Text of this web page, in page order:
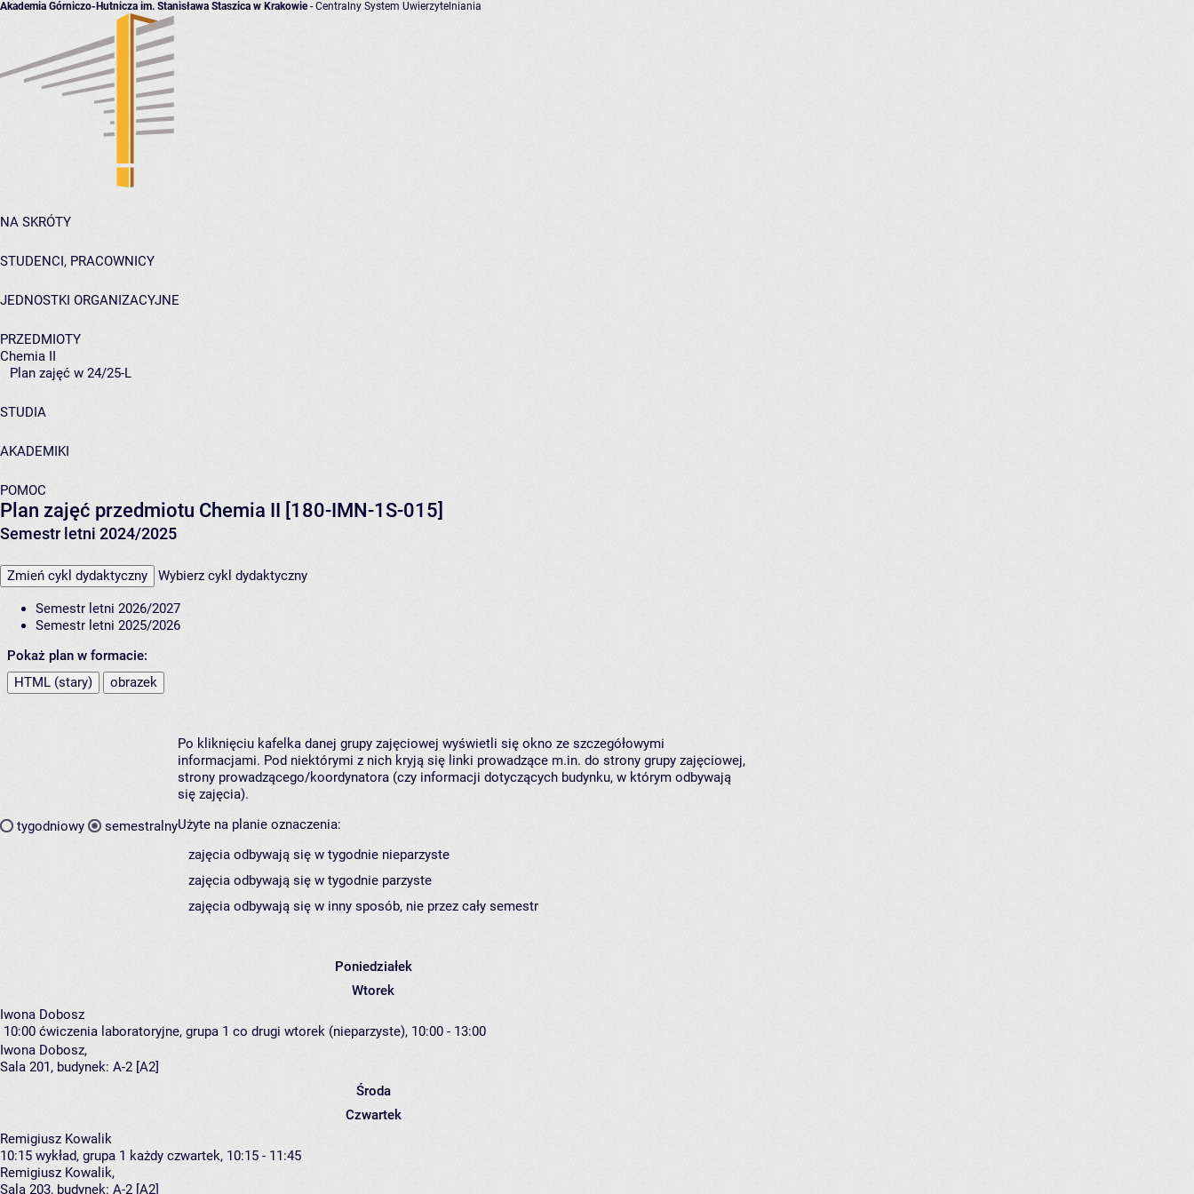
Akademia Górniczo-Hutnicza im. Stanisława Staszica w Krakowie- Centralny System Uwierzytelniania
NA SKRÓTY
STUDENCI, PRACOWNICY
JEDNOSTKI ORGANIZACYJNE
PRZEDMIOTY
Chemia II
Plan zajęć w 24/25-L
STUDIA
AKADEMIKI
POMOC
Plan zajęć przedmiotu Chemia II [180-IMN-1S-015]
Semestr letni 2024/2025
Zmień cykl dydaktyczny Wybierz cykl dydaktyczny
Semestr letni 2026/2027
Semestr letni 2025/2026
Pokaż plan w formacie:
HTML (stary)
obrazek
tygodniowy semestralny
Po kliknięciu kafelka danej grupy zajęciowej wyświetli się okno ze szczegółowymi
informacjami. Pod niektórymi z nich kryją się linki prowadzące m.in. do strony grupy zajęciowej,
strony prowadzącego/koordynatora (czy informacji dotyczących budynku, w którym odbywają
się zajęcia).
Użyte na planie oznaczenia:
zajęcia odbywają się w tygodnie nieparzyste
zajęcia odbywają się w tygodnie parzyste
zajęcia odbywają się w inny sposób, nie przez cały semestr
Poniedziałek
Wtorek
Iwona Dobosz
10:00 ćwiczenia laboratoryjne, grupa 1 co drugi wtorek (nieparzyste), 10:00 - 13:00
Iwona Dobosz,
Sala 201, budynek: A-2 [A2]
Środa
Czwartek
Remigiusz Kowalik
10:15 wykład, grupa 1 każdy czwartek, 10:15 - 11:45
Remigiusz Kowalik,
Sala 203, budynek: A-2 [A2]